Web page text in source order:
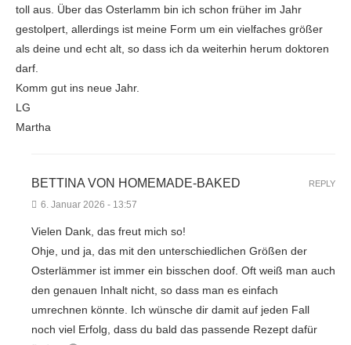
toll aus. Über das Osterlamm bin ich schon früher im Jahr
gestolpert, allerdings ist meine Form um ein vielfaches größer
als deine und echt alt, so dass ich da weiterhin herum doktoren
darf.
Komm gut ins neue Jahr.
LG
Martha
BETTINA VON HOMEMADE-BAKED
6. Januar 2026 - 13:57
Vielen Dank, das freut mich so!
Ohje, und ja, das mit den unterschiedlichen Größen der
Osterlämmer ist immer ein bisschen doof. Oft weiß man auch
den genauen Inhalt nicht, so dass man es einfach
umrechnen könnte. Ich wünsche dir damit auf jeden Fall
noch viel Erfolg, dass du bald das passende Rezept dafür
REPLY